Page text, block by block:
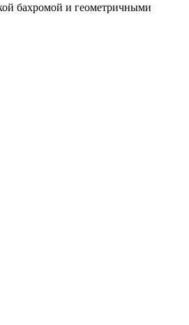
бахромой и геометричными